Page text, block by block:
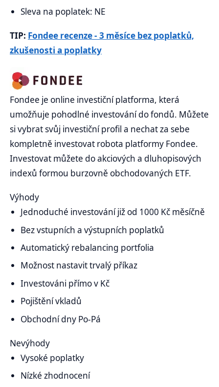
Sleva na poplatek: NE
TIP: Fondee recenze - 3 měsíce bez poplatků,
zkušenosti a poplatky
Fondee je online investiční platforma, která
umožňuje pohodlné investování do fondů. Můžete
si vybrat svůj investiční profil a nechat za sebe
kompletně investovat robota platformy Fondee.
Investovat můžete do akciových a dluhopisových
indexů formou burzovně obchodovaných ETF.
Výhody
Jednoduché investování již od 1000 Kč měsíčně
Bez vstupních a výstupních poplatků
Automatický rebalancing portfolia
Možnost nastavit trvalý příkaz
Investováni přímo v Kč
Pojištění vkladů
Obchodní dny Po-Pá
Nevýhody
Vysoké poplatky
Nízké zhodnocení